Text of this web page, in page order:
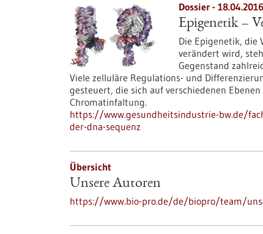
Dossier - 18.04.2016
Epigenetik –
Die Epigenetik, die
verändert wird,
Gegenstand
Viele zelluläre Regulations- und
gesteuert, die sich auf verschiedenen
Chromatinfaltung.
https://www.gesundheitsindustrie-bw.de/
der-dna-sequenz
Übersicht
Unsere Autoren
https://www.bio-pro.de/de/biopro/team/